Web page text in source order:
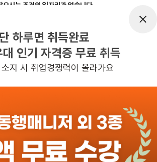
으시는 조건의 일자리가 없습니다
3KM 이내의 일자리 확인하기
단 하루면 취득완료
인기 자격증 무료 취득
지 시 취업경쟁력이 올라가요